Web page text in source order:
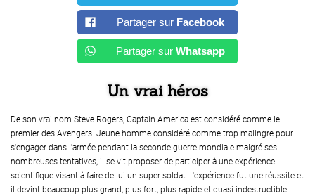
Partager sur Facebook
Partager sur Whatsapp
Un vrai héros
De son vrai nom Steve Rogers, Captain America est considéré comme le
premier des Avengers. Jeune homme considéré comme trop malingre pour
s'engager dans l'armée pendant la seconde guerre mondiale malgré ses
nombreuses tentatives, il se vit proposer de participer à une expérience
scientifique visant à faire de lui un super soldat. L'expérience fut une réussite et
il devint beaucoup plus grand, plus fort, plus rapide et quasi indestructible